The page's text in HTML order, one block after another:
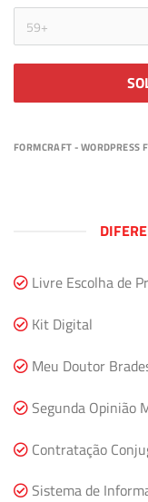
FORMCRAFT - WORDPRESS
Livre Escolha de
Kit Digital
Meu Doutor
Segunda Opinião
Contratação
Sistema de